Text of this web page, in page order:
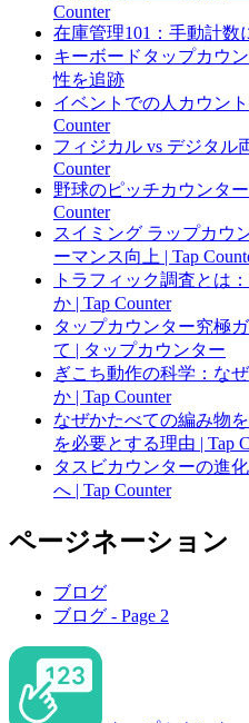
Counter
在庫管理101：手動計数
キーボードタップカウ
性を追跡
イベントでの人カウン
Counter
フィジカル vs デジタル
Counter
野球のピッチカウンタ
Counter
スイミング ラップカウ
ーマンス向上 | Tap
トラフィック調査とは
か | Tap Counter
タップカウンター究極
て | タップカウンター
ぎこち動作の科学：な
か | Tap Counter
なぜかたべての編み物
を必要とする理由 | Tap
タスビカウンターの進
へ | Tap Counter
ページネーション
ブログ
ブログ - Page 2